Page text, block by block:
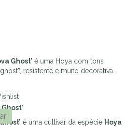
Ghost’ é uma Hoya com tons
resistente e muito decorativa.
é uma cultivar da espécie Hoya